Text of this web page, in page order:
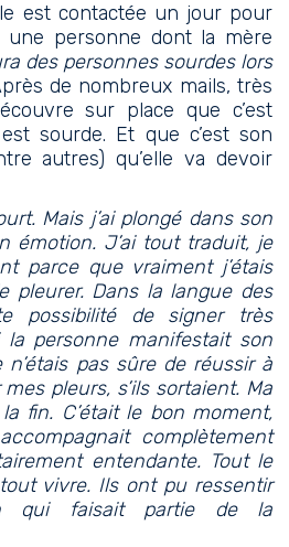
est contactée un jour pour
personne dont la mère
des personnes sourdes lors
de nombreux mails, très
sur place que c’est
sourde. Et que c’est son
autres) qu’elle va devoir
Mais j’ai plongé dans son
émotion. J’ai tout traduit, je
parce que vraiment j’étais
pleurer. Dans la langue des
possibilité de signer très
personne manifestait son
pas sûre de réussir à
pleurs, s’ils sortaient. Ma
fin. C’était le bon moment,
complètement
entendante. Tout le
vivre. Ils ont pu ressentir
qui faisait partie de la